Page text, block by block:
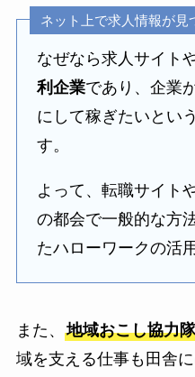
ネット上で求人情報が見
なぜなら求人サイト
利企業であり、企業
にして稼ぎたいとい
す。
よって、転職サイト
の都会で一般的な方
たハローワークの活
また、 地域おこし協力隊
域を支える仕事も田舎